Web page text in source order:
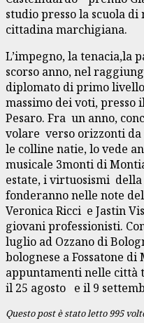
studio presso la scuola di
cittadina marchigiana.
L’impegno, la tenacia,la
scorso anno, nel
diplomato di primo
massimo dei voti, presso
Pesaro. Fra un anno,
volare verso orizzonti da
le colline natie, lo vede
musicale 3monti di
estate, i virtuosismi
fonderanno nelle note
Veronica Ricci e Jastin
giovani professionisti.
luglio ad Ozzano di
bolognese a Fossatone
appuntamenti nelle città
il 25 agosto e il 9
Questo post è stato letto 995